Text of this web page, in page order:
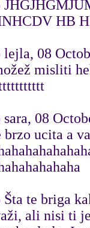
HB
lejla, 08
misliti
sara, 08
brzo ucita a
Šta te briga
ali nisi ti